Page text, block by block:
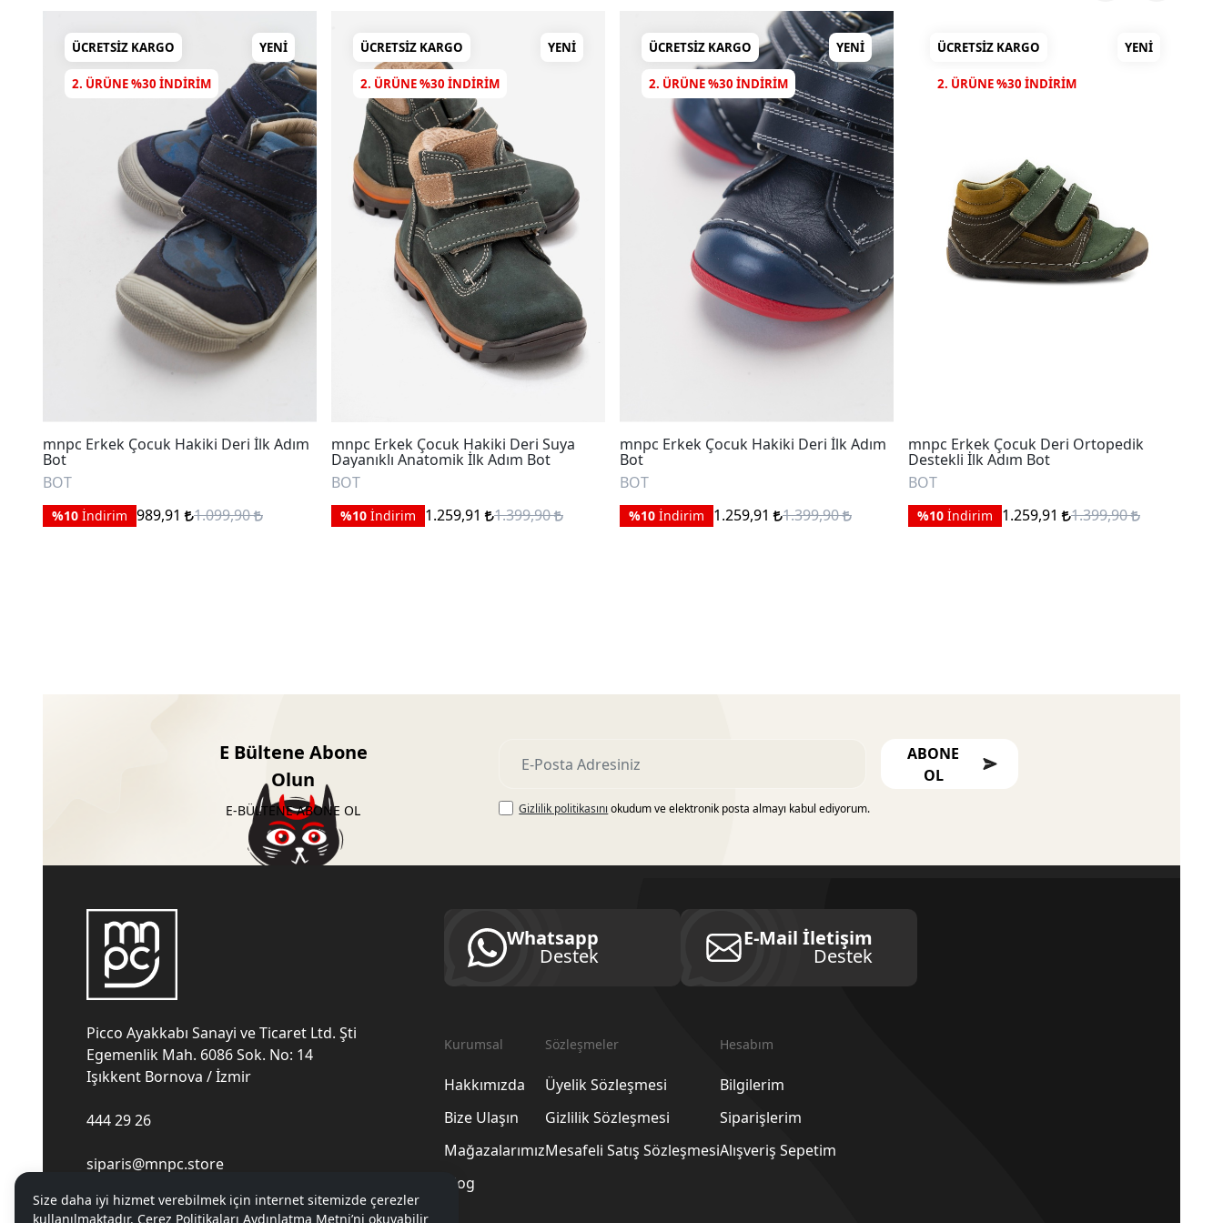
ÜCRETSIZ KARGO YENI
2. ÜRÜNE %30 INDIRIM
mnpc Erkek Çocuk Hakiki Deri İlk Adım
Bot
BOT
%10 İndirim 989,91 1.099,90
ÜCRETSIZ KARGO YENI
2. ÜRÜNE %30 INDIRIM
mnpc Erkek Çocuk Hakiki Deri Suya
Dayanıklı Anatomik İlk Adım Bot
BOT
%10 İndirim 1.259,91 1.399,90
ÜCRETSIZ KARGO YENI
2. ÜRÜNE %30 INDIRIM
mnpc Erkek Çocuk Hakiki Deri İlk Adım
Bot
BOT
%10 İndirim 1.259,91 1.399,90
ÜCRETSIZ KARGO YENI
2. ÜRÜNE %30 INDIRIM
mnpc Erkek Çocuk Deri Ortopedik
Destekli İlk Adım Bot
BOT
%10 İndirim 1.259,91 1.399,90
E Bültene Abone
Olun
E-BÜLTENE ABONE OL
ABONE
OL
Gizlilik politikasını okudum ve elektronik posta almayı kabul ediyorum.
Picco Ayakkabı Sanayi ve Ticaret Ltd. Şti
Egemenlik Mah. 6086 Sok. No: 14
Işıkkent Bornova / İzmir
444 29 26
siparis@mnpc.store
Whatsapp
Destek
E-Mail İletişim
Destek
Kurumsal
Hakkımızda
Bize Ulaşın
Mağazalarımız
Blog
Sözleşmeler
Üyelik Sözleşmesi
Gizlilik Sözleşmesi
Mesafeli Satış Sözleşmesi
Hesabım
Bilgilerim
Siparişlerim
Alışveriş Sepetim
Size daha iyi hizmet verebilmek için internet sitemizde çerezler
kullanılmaktadır. Çerez Politikaları Aydınlatma Metni’ni okuyabilir